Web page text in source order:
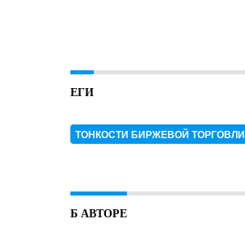
ЕГИ
ТОНКОСТИ БИРЖЕВОЙ ТОРГОВЛИ
Б АВТОРЕ